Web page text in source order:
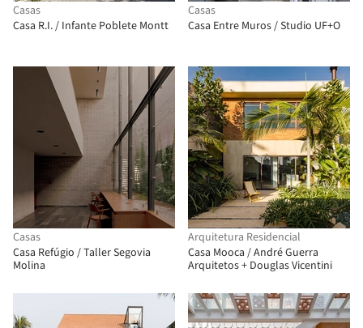
Casas
Casa R.I. / Infante Poblete Montt
Casas
Casa Entre Muros / Studio UF+O
Casas
Casa Refúgio / Taller Segovia
Molina
Arquitetura Residencial
Casa Mooca / André Guerra
Arquitetos + Douglas Vicentini